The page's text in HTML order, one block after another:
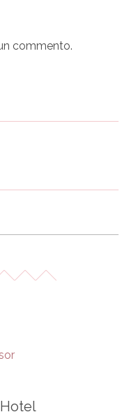
commento.